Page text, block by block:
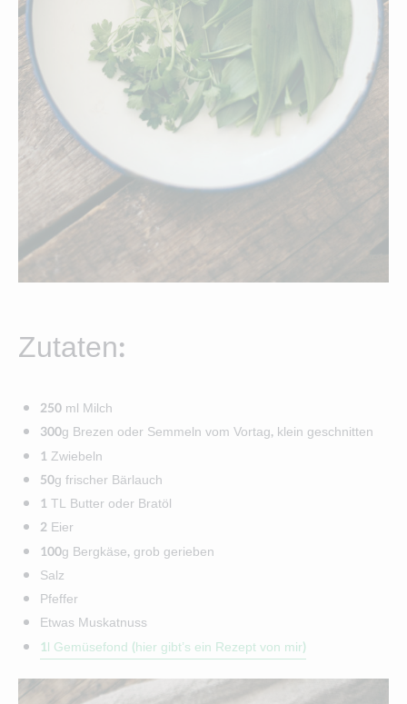
Zutaten:
250 ml Milch
300g Brezen oder Semmeln vom Vortag, klein geschnitten
1 Zwiebeln
50g frischer Bärlauch
1 TL Butter oder Bratöl
2 Eier
100g Bergkäse, grob gerieben
Salz
Pfeffer
Etwas Muskatnuss
1l Gemüsefond (hier gibt’s ein Rezept von mir)